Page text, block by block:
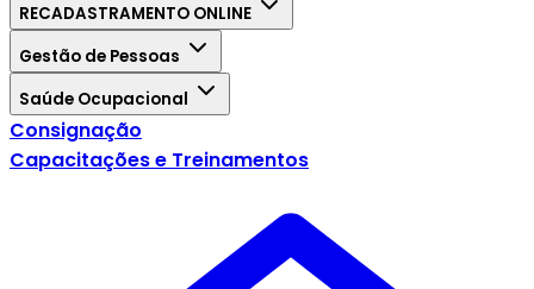
RECADASTRAMENTO ONLINE
Gestão de Pessoas
Saúde Ocupacional
Consignação
Capacitações e Treinamentos